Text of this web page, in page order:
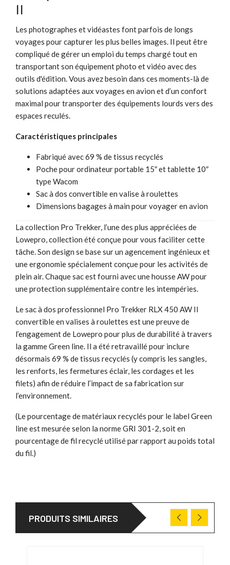
II
Les photographes et vidéastes font parfois de longs
voyages pour capturer les plus belles images. Il peut être
compliqué de gérer un emploi du temps chargé tout en
transportant son équipement photo et vidéo avec des
outils d'édition. Vous avez besoin dans ces moments-là de
solutions adaptées aux voyages en avion et d’un confort
maximal pour transporter des équipements lourds vers des
espaces reculés.
Caractéristiques principales
Fabriqué avec 69 % de tissus recyclés
Poche pour ordinateur portable 15″ et tablette 10″
type Wacom
Sac à dos convertible en valise à roulettes
Dimensions bagages à main pour voyager en avion
La collection Pro Trekker, l’une des plus appréciées de
Lowepro, collection été conçue pour vous faciliter cette
tâche. Son design se base sur un agencement ingénieux et
une ergonomie spécialement conçue pour les activités de
plein air. Chaque sac est fourni avec une housse AW pour
une protection supplémentaire contre les intempéries.
Le sac à dos professionnel Pro Trekker RLX 450 AW II
convertible en valises à roulettes est une preuve de
l’engagement de Lowepro pour plus de durabilité à travers
la gamme Green line. Il a été retravaillé pour inclure
désormais 69 % de tissus recyclés (y compris les sangles,
les renforts, les fermetures éclair, les cordages et les
filets) afin de réduire l’impact de sa fabrication sur
l’environnement.
(Le pourcentage de matériaux recyclés pour le label Green
line est mesurée selon la norme GRI 301-2, soit en
pourcentage de fil recyclé utilisé par rapport au poids total
du fil.)
PRODUITS SIMILAIRES